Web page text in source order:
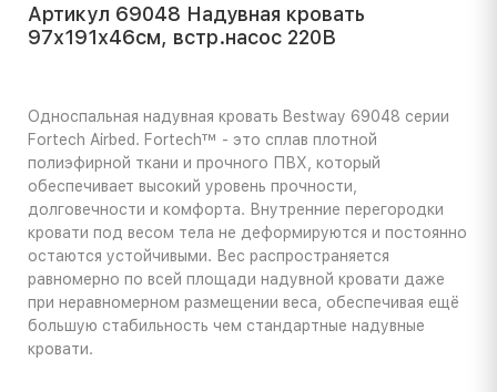
Артикул 69048 Надувная кровать
97х191х46см, встр.насос 220В
Односпальная надувная кровать Bestway 69048 серии
Fortech Airbed. Fortech™ - это сплав плотной
полиэфирной ткани и прочного ПВХ, который
обеспечивает высокий уровень прочности,
долговечности и комфорта. Внутренние перегородки
кровати под весом тела не деформируются и постоянно
остаются устойчивыми. Вес распространяется
равномерно по всей площади надувной кровати даже
при неравномерном размещении веса, обеспечивая ещё
большую стабильность чем стандартные надувные
кровати.